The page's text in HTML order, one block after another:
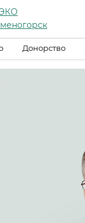
Донорство